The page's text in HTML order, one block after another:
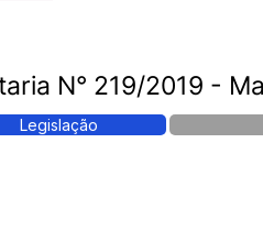
N° 219/2019 -
Legislação